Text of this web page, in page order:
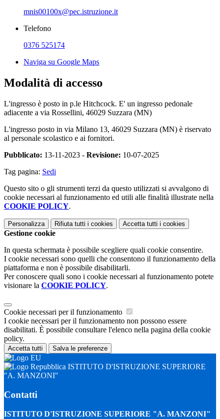
mnis00100x@pec.istruzione.it
Telefono
0376 525174
Naviga su Google Maps
Modalità di accesso
L'ingresso è posto in p.le Hitchcock. E' un ingresso pedonale
adiacente a via Rossellini, 46029 Suzzara (MN)
L'ingresso posto in via Milano 13, 46029 Suzzara (MN) è riservato
al personale scolastico e ai fornitori.
Pubblicato: 13-11-2023 - Revisione: 10-07-2025
Tag pagina: Sedi
Questo sito o gli strumenti terzi da questo utilizzati si avvalgono di
cookie necessari al funzionamento ed utili alle finalità illustrate nella
COOKIE POLICY.
Personalizza Rifiuta tutti i cookies Accetta tutti i cookies
Gestione cookie
In questa schermata è possibile scegliere quali cookie consentire.
I cookie necessari sono quelli che consentono il funzionamento della
piattaforma e non è possibile disabilitarli.
Per conoscere quali sono i cookie necessari al funzionamento potete
visionare la COOKIE POLICY.
Cookie necessari per il funzionamento
I cookie necessari per il funzionamento non possono essere
disabilitati. È possibile consultare l'elenco nella pagina della cookie
policy.
Accetta tutti Salva le preferenze
ISTITUTO D'ISTRUZIONE SUPERIORE
"A. MANZONI"
Contatti
ISTITUTO D'ISTRUZIONE SUPERIORE "A. MANZONI"